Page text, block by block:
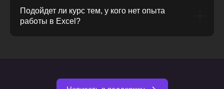
Подойдет ли курс тем, у кого нет опыта
работы в Excel?